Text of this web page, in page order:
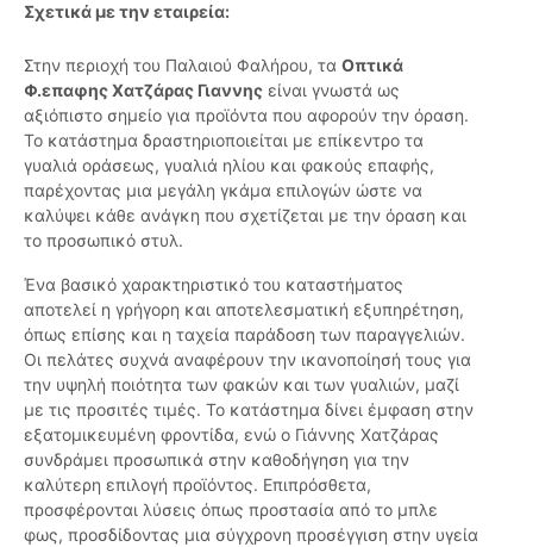
Σχετικά με την εταιρεία:
Στην περιοχή του Παλαιού Φαλήρου, τα Οπτικά
Φ.επαφης Χατζάρας Γιαννης είναι γνωστά ως
αξιόπιστο σημείο για προϊόντα που αφορούν την όραση.
Το κατάστημα δραστηριοποιείται με επίκεντρο τα
γυαλιά οράσεως, γυαλιά ηλίου και φακούς επαφής,
παρέχοντας μια μεγάλη γκάμα επιλογών ώστε να
καλύψει κάθε ανάγκη που σχετίζεται με την όραση και
το προσωπικό στυλ.
Ένα βασικό χαρακτηριστικό του καταστήματος
αποτελεί η γρήγορη και αποτελεσματική εξυπηρέτηση,
όπως επίσης και η ταχεία παράδοση των παραγγελιών.
Οι πελάτες συχνά αναφέρουν την ικανοποίησή τους για
την υψηλή ποιότητα των φακών και των γυαλιών, μαζί
με τις προσιτές τιμές. Το κατάστημα δίνει έμφαση στην
εξατομικευμένη φροντίδα, ενώ ο Γιάννης Χατζάρας
συνδράμει προσωπικά στην καθοδήγηση για την
καλύτερη επιλογή προϊόντος. Επιπρόσθετα,
προσφέρονται λύσεις όπως προστασία από το μπλε
φως, προσδίδοντας μια σύγχρονη προσέγγιση στην υγεία